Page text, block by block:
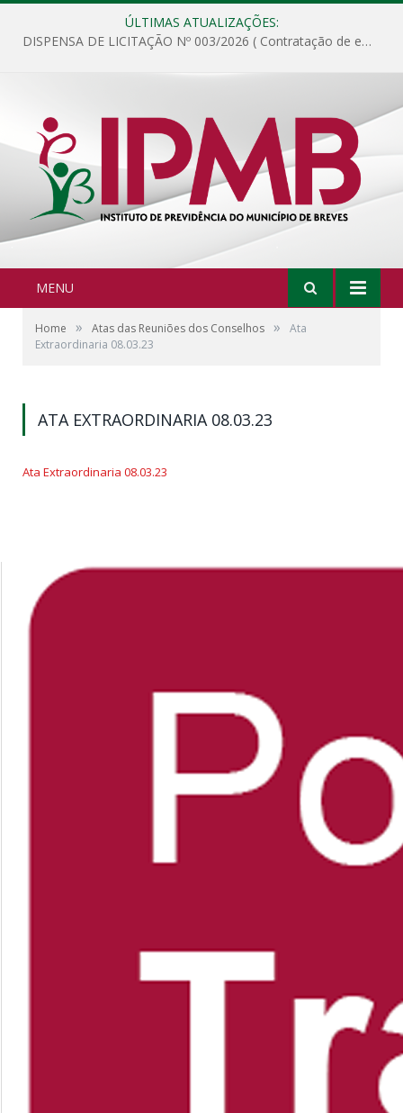
ÚLTIMAS ATUALIZAÇÕES:
DISPENSA DE LICITAÇÃO Nº 003/2026 ( Contratação de empresa para fornecimento de gêneros alimentícios não perecíveis, materiais de expediente, descartáveis, copa e cozinha, para análise e posterior publicação.)
MENU
Home » Atas das Reuniões dos Conselhos »
Ata
Extraordinaria 08.03.23
ATA EXTRAORDINARIA 08.03.23
Ata Extraordinaria 08.03.23